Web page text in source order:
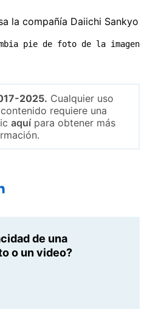
la compañía Daiichi Sankyo
pie de foto de la imagen
2025. Cualquier uso
requiere una
aquípara obtener más
de una
o un video?